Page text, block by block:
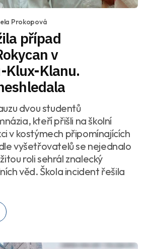
Prokopová
případ
v
Klux-Klanu.
dvou studentů
kteří přišli na školní
v kostýmech připomínajících
vyšetřovatelů se nejednalo
roli sehrál znalecký
věd. Škola incident řešila